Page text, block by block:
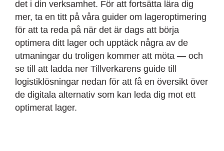
det i din verksamhet. För att fortsätta lära dig
mer, ta en titt på våra guider om lageroptimering
för att ta reda på när det är dags att börja
optimera ditt lager och upptäck några av de
utmaningar du troligen kommer att möta — och
se till att ladda ner Tillverkarens guide till
logistiklösningar nedan för att få en översikt över
de digitala alternativ som kan leda dig mot ett
optimerat lager.